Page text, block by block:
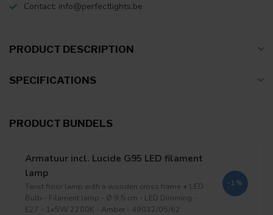
Contact: info@perfectlights.be
PRODUCT DESCRIPTION
SPECIFICATIONS
PRODUCT BUNDELS
Armatuur incl. Lucide G95 LED filament
lamp
Twist floor lamp with a wooden cross frame + LED
Bulb - Filament lamp - Ø 9.5 cm - LED Dimming. -
E27 - 1x5W 2200K - Amber - 49032/05/62
-1%